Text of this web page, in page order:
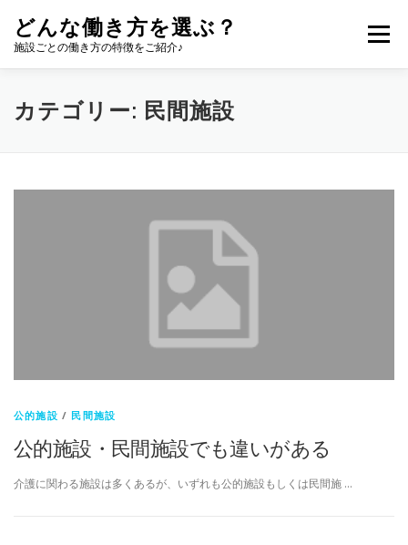
どんな働き方を選ぶ？
施設ごとの働き方の特徴をご紹介♪
メニュー
カテゴリー: 民間施設
公的施設 /民間施設
公的施設・民間施設でも違いがある
介護に関わる施設は多くあるが、いずれも公的施設もしくは民間施 …